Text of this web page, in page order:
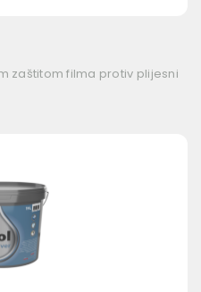
zaštitom filma protiv plijesni